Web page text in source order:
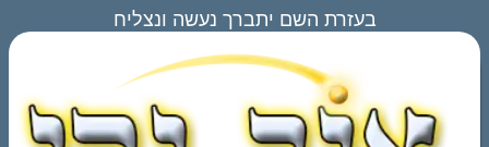
בעזרת השם יתברך נעשה ונצליח